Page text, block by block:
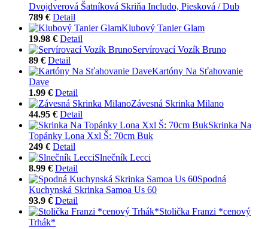
Dvojdverová Šatníková Skriňa Includo, Piesková / Dub
789 € Detail
Klubový Tanier Glam
19.98 € Detail
Servírovací Vozík Bruno
89 € Detail
Kartóny Na Sťahovanie
Dave
1.99 € Detail
Závesná Skrinka Milano
44.95 € Detail
Skrinka Na
Topánky Lona Xxl Š: 70cm Buk
249 € Detail
Slnečník Lecci
8.99 € Detail
Spodná
Kuchynská Skrinka Samoa Us 60
93.9 € Detail
Stolička Franzi *cenový
Trhák*